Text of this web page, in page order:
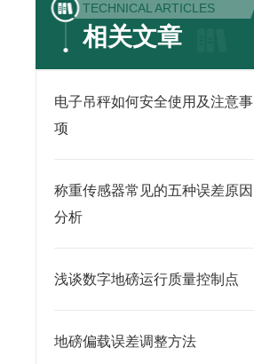
TECHNICAL ARTICLES
相关文章
电子吊秤如何安全使用及注意事
项
称重传感器常见的五种误差原因
分析
浅谈数字地磅运行质量控制点
地磅偏载误差调整方法